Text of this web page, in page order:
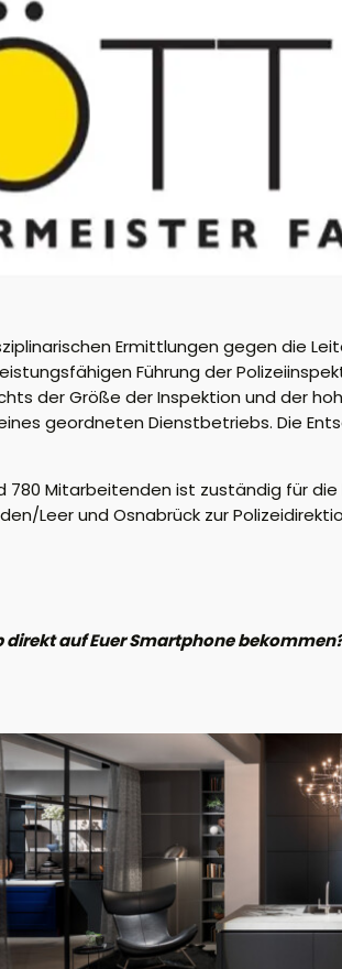
Ermittlungen gegen die
Führung der
der Größe der Inspektion und der
geordneten Dienstbetriebs. Die
Mitarbeitenden ist zuständig für
Leer und Osnabrück zur
auf Euer Smartphone